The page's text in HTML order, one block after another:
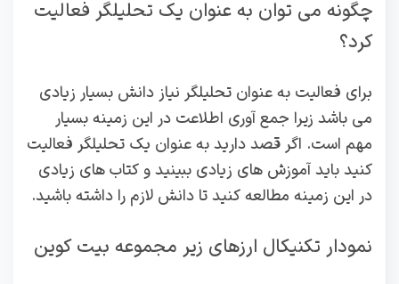
چگونه می توان به عنوان یک تحلیلگر فعالیت
کرد؟
برای فعالیت به عنوان تحلیلگر نیاز دانش بسیار زیادی
می باشد زیرا جمع آوری اطلاعت در این زمینه بسیار
مهم است. اگر قصد دارید به عنوان یک تحلیلگر فعالیت
کنید باید آموزش های زیادی ببینید و کتاب های زیادی
در این زمینه مطالعه کنید تا دانش لازم را داشته باشید.
نمودار تکنیکال ارزهای زیر مجموعه بیت کوین